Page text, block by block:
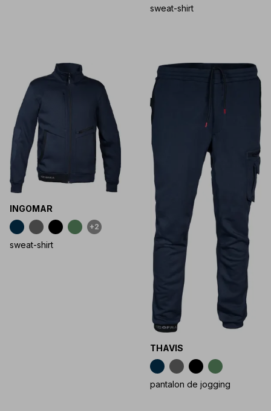
sweat-shirt
INGOMAR
+2
sweat-shirt
THAVIS
pantalon de jogging